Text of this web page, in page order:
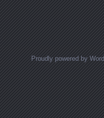
Proudly powered by